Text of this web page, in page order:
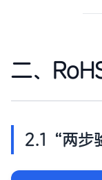
二、
2.1 “两步